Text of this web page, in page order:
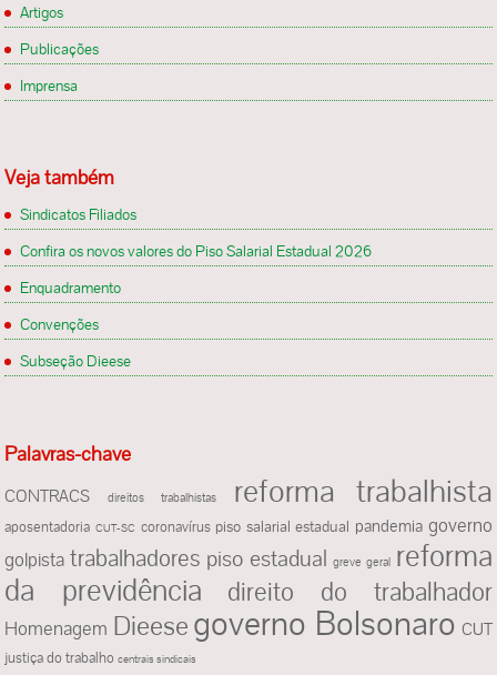
Artigos
Publicações
Imprensa
Veja também
Sindicatos Filiados
Confira os novos valores do Piso Salarial Estadual 2026
Enquadramento
Convenções
Subseção Dieese
Palavras-chave
CONTRACS direitos trabalhistas reforma trabalhista
aposentadoria CUT-SC coronavírus piso salarial estadual pandemia governo
golpista trabalhadores piso estadual greve geral reforma
da previdência
direito do trabalhador
Homenagem Dieesegoverno Bolsonaro CUT
justiça do trabalho centrais sindicais